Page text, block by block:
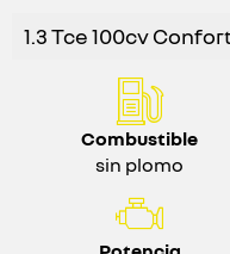
1.3 Tce 100cv
Combustible
sin plomo